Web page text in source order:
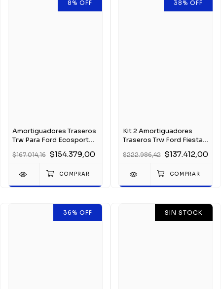
8% OFF
Amortiguadores Traseros
Trw Para Ford Ecosport
$167.014,16 $154.379,00
38% OFF
Kit 2 Amortiguadores
Traseros Trw Ford Fiesta
$222.986,42 $137.412,00
36% OFF SIN STOCK